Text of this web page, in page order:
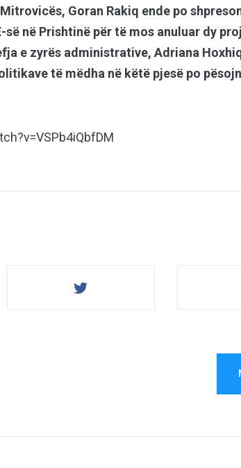
Goran Rakiq ende po
së në Prishtinë për të mos anuluar dy
e zyrës administrative, Adriana
të mëdha në këtë pjesë po